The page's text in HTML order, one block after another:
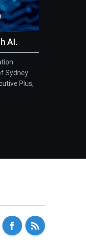
AI.
Sydney
Plus,